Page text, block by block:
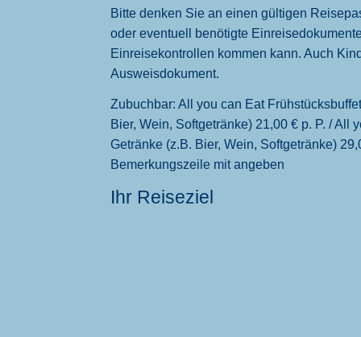
Bitte denken Sie an einen gültigen
oder eventuell benötigte
Einreisekontrollen kommen kann. Auch
Ausweisdokument.
Zubuchbar: All you can Eat
Bier, Wein, Softgetränke) 21,00 € p. P. / All
Getränke (z.B. Bier, Wein, Softgetränke)
Bemerkungszeile mit angeben
Ihr Reiseziel